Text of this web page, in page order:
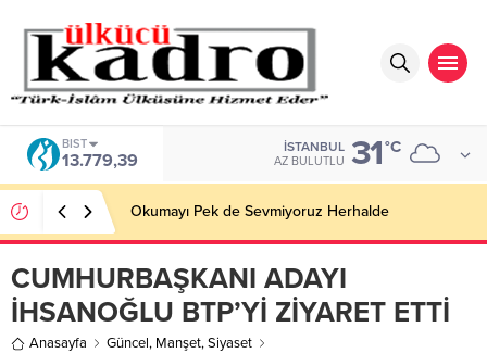
BIST
13.779,39
İSTANBUL
AZ BULUTLU 31°C
Okumayı Pek de Sevmiyoruz Herhalde
CUMHURBAŞKANI ADAYI
İHSANOĞLU BTP’Yİ ZİYARET ETTİ
Anasayfa Güncel, Manşet,Siyaset